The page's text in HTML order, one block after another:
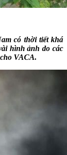
có thời tiết khá
hình ảnh do các
VACA.